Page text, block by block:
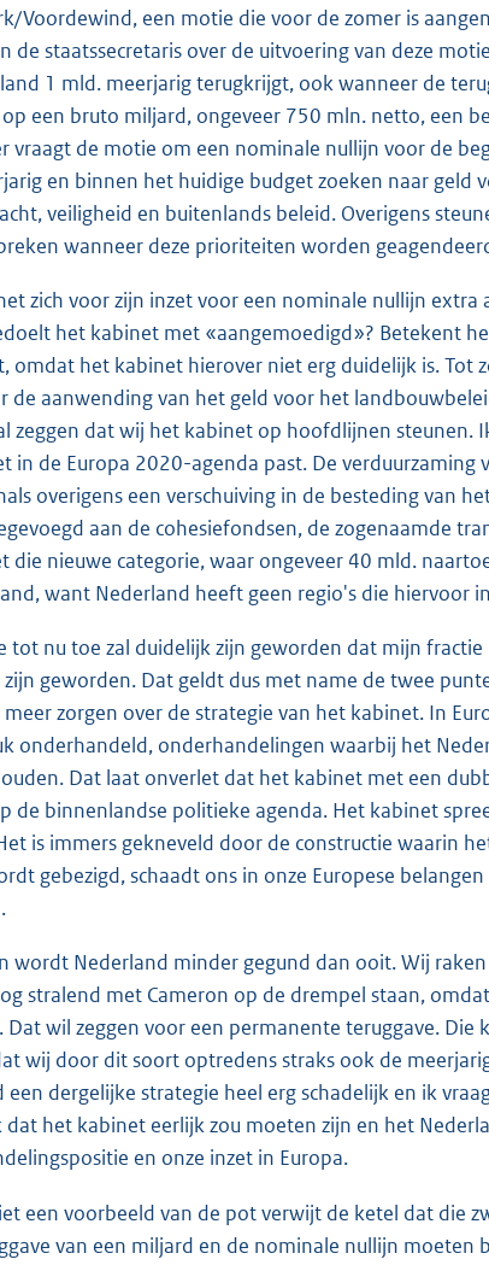
Voordewind, een motie die voor de zomer is
de staatssecretaris over de uitvoering van deze
1 mld. meerjarig terugkrijgt, ook wanneer de
een bruto miljard, ongeveer 750 mln. netto, een
vraagt de motie om een nominale nullijn voor de
en binnen het huidige budget zoeken naar geld
veiligheid en buitenlands beleid. Overigens
wanneer deze prioriteiten worden
zich voor zijn inzet voor een nominale nullijn
het kabinet met «aangemoedigd»? Betekent
omdat het kabinet hierover niet erg duidelijk is. Tot
de aanwending van het geld voor het
zeggen dat wij het kabinet op hoofdlijnen steunen.
in de Europa 2020-agenda past. De
overigens een verschuiving in de besteding van
aan de cohesiefondsen, de zogenaamde
die nieuwe categorie, waar ongeveer 40 mld.
want Nederland heeft geen regio's die hiervoor
tot nu toe zal duidelijk zijn geworden dat mijn
geworden. Dat geldt dus met name de twee
zorgen over de strategie van het kabinet. In
onderhandeld, onderhandelingen waarbij het
Dat laat onverlet dat het kabinet met een
de binnenlandse politieke agenda. Het kabinet
is immers gekneveld door de constructie waarin
gebezigd, schaadt ons in onze Europese
wordt Nederland minder gegund dan ooit. Wij
stralend met Cameron op de drempel staan,
wil zeggen voor een permanente teruggave.
wij door dit soort optredens straks ook de meer
een dergelijke strategie heel erg schadelijk en ik
het kabinet eerlijk zou moeten zijn en het
en onze inzet in Europa.
een voorbeeld van de pot verwijt de ketel dat die
van een miljard en de nominale nullijn moeten